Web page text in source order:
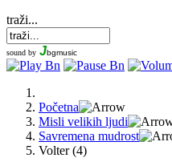
traži...
sound by Jbgmusic
Početna
Misli velikih ljudi
Savremena mudrost
Volter (4)